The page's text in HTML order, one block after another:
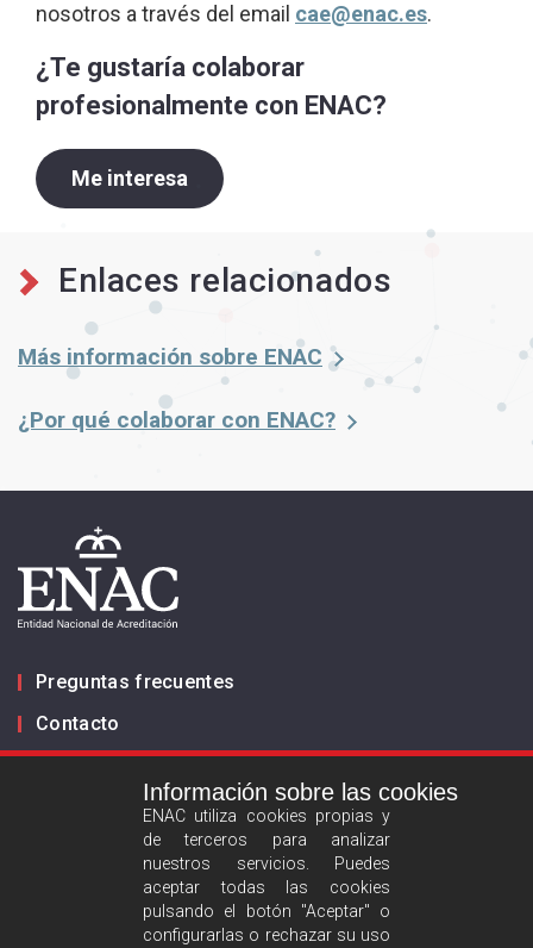
nosotros a través del email cae@enac.es.
¿Te gustaría colaborar
profesionalmente con ENAC?
Me interesa
Enlaces relacionados
Más información sobre ENAC
¿Por qué colaborar con ENAC?
Preguntas frecuentes
Contacto
Información sobre las cookies
ENAC utiliza cookies propias y
de terceros para analizar
nuestros servicios. Puedes
aceptar todas las cookies
pulsando el botón "Aceptar" o
configurarlas o rechazar su uso